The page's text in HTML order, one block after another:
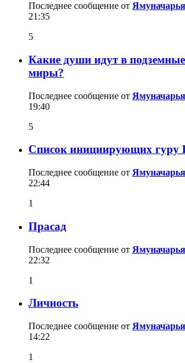
Последнее сообщение от
21:35
5
Какие души идут в
миры?
Последнее сообщение от
19:40
5
Список инициирующих
Последнее сообщение от
22:44
1
Прасад
Последнее сообщение от
22:32
1
Личность
Последнее сообщение от
14:22
1